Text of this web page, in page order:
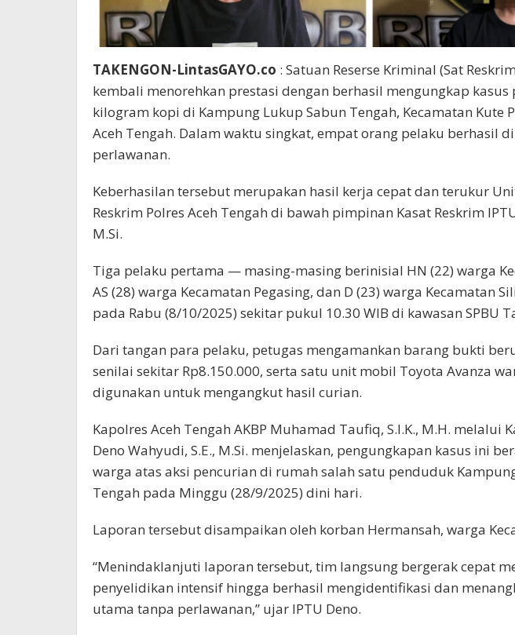
TAKENGON-LintasGAYO.co : Satuan Reserse Kriminal (Sat
kembali menorehkan prestasi dengan berhasil mengungkap
kilogram kopi di Kampung Lukup Sabun Tengah, Kecamatan Kute
Aceh Tengah. Dalam waktu singkat, empat orang pelaku berhasil
perlawanan.
Keberhasilan tersebut merupakan hasil kerja cepat dan terukur
Reskrim Polres Aceh Tengah di bawah pimpinan Kasat Reskrim
M.Si.
Tiga pelaku pertama — masing-masing berinisial HN (22) warga
AS (28) warga Kecamatan Pegasing, dan D (23) warga Kecamatan
pada Rabu (8/10/2025) sekitar pukul 10.30 WIB di kawasan SPBU
Dari tangan para pelaku, petugas mengamankan barang bukti
senilai sekitar Rp8.150.000, serta satu unit mobil Toyota Avanza
digunakan untuk mengangkut hasil curian.
Kapolres Aceh Tengah AKBP Muhamad Taufiq, S.I.K., M.H. melalui
Deno Wahyudi, S.E., M.Si. menjelaskan, pengungkapan kasus ini
warga atas aksi pencurian di rumah salah satu penduduk
Tengah pada Minggu (28/9/2025) dini hari.
Laporan tersebut disampaikan oleh korban Hermansah, warga
“Menindaklanjuti laporan tersebut, tim langsung bergerak cepat
penyelidikan intensif hingga berhasil mengidentifikasi dan
utama tanpa perlawanan,” ujar IPTU Deno.